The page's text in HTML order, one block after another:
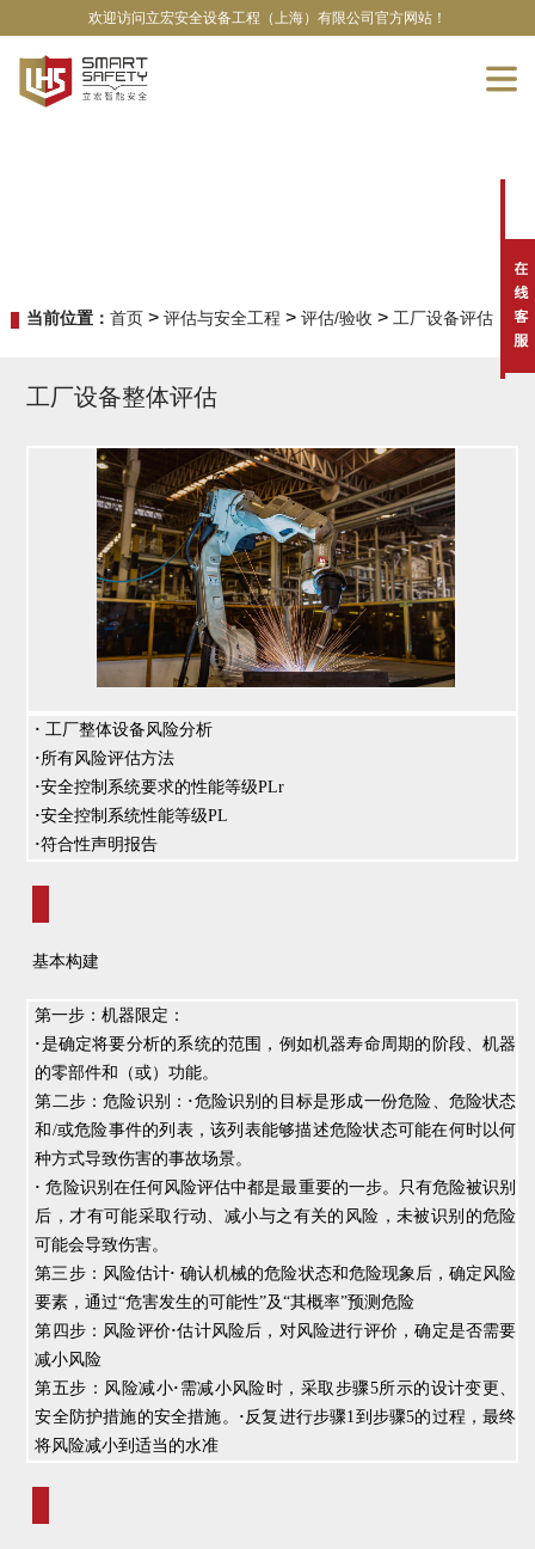
欢迎访问立宏安全设备工程（上海）有限公司官方网站！
当前位置：首页 >评估与安全工程 >评估/验收 > 工厂设备评估
工厂设备整体评估
· 工厂整体设备风险分析
·所有风险评估方法
·安全控制系统要求的性能等级PLr
·安全控制系统性能等级PL
·符合性声明报告
基本构建
第一步：机器限定：
·是确定将要分析的系统的范围，例如机器寿命周期的阶段、机器
的零部件和（或）功能。
第二步：危险识别： ·危险识别的目标是形成一份危险、危险状态
和/或危险事件的列表，该列表能够描述危险状态可能在何时以何
种方式导致伤害的事故场景。
· 危险识别在任何风险评估中都是最重要的一步。只有危险被识别
后，才有可能采取行动、减小与之有关的风险，未被识别的危险
可能会导致伤害。
第三步：风险估计· 确认机械的危险状态和危险现象后，确定风险
要素，通过“危害发生的可能性”及“其概率”预测危险
第四步：风险评价·估计风险后，对风险进行评价，确定是否需要
减小风险
第五步：风险减小· 需减小风险时，采取步骤5所示的设计变更、
安全防护措施的安全措施。 ·反复进行步骤1到步骤5的过程，最终
将风险减小到适当的水准